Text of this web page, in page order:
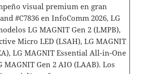
visual premium en gran
#C7836 en InfoComm 2026, LG
LG MAGNIT Gen 2 (LMPB),
Micro LED (LSAH), LG MAGNIT
LG MAGNIT Essential All-in-One
MAGNIT Gen 2 AIO (LAAB). Los